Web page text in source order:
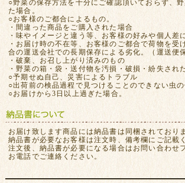
○野菜の保存方法を十分にご確認頂いておらず、
た場合。
○お客様のご都合によるもの。
・間違った商品をご購入された場合
・味やイメージと違う等、お客様の好みや個人差
・お届け時の不在等、お客様のご都合で荷物を受
合の運送会社での長期保存による劣化。（運送便
・破棄、お召し上がり済みのもの
・野菜の箱・袋・送付物を汚損・破損・紛失され
○予期せぬ自己、災害によるトラブル
○出荷前の検品過程で見つけることのできない虫
○お届けから3日以上過ぎた場合。
お届け致します商品には納品書は同梱されており
納品書が必要なお客様は注文時、備考欄にご記載
注文後、納品書が必要になる場合はお問い合わせ
お電話でご連絡ください。